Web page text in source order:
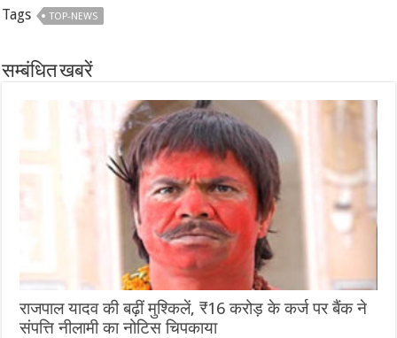
Tags TOP-NEWS
सम्बंधित खबरें
राजपाल यादव की बढ़ीं मुश्किलें, ₹16 करोड़ के कर्ज पर बैंक ने
संपत्ति नीलामी का नोटिस चिपकाया